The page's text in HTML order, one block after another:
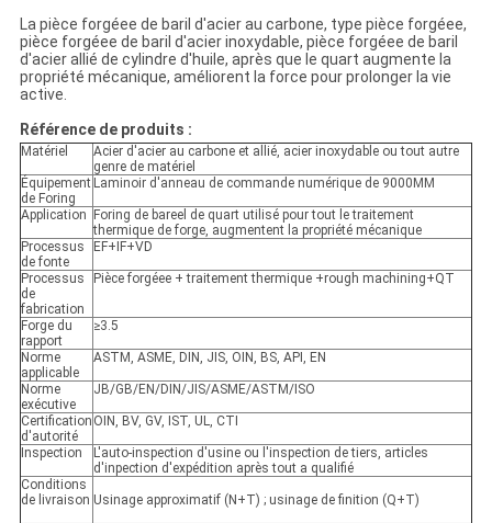
La pièce forgéee de baril d'acier au carbone, type pièce forgéee,
pièce forgéee de baril d'acier inoxydable, pièce forgéee de baril
d'acier allié de cylindre d'huile, après que le quart augmente la
propriété mécanique, améliorent la force pour prolonger la vie
active.
Référence de produits :
Matériel
Acier d'acier au carbone et allié, acier inoxydable ou tout autre
genre de matériel
Équipement
de Foring
Laminoir d'anneau de commande numérique de 9000MM
Application
Foring de bareel de quart utilisé pour tout le traitement
thermique de forge, augmentent la propriété mécanique
Processus
de fonte
EF+IF+VD
Processus
de
fabrication
Pièce forgéee + traitement thermique +rough machining+QT
Forge du
rapport
≥3.5
Norme
applicable
ASTM, ASME, DIN, JIS, OIN, BS, API, EN
Norme
exécutive
JB/GB/EN/DIN/JIS/ASME/ASTM/ISO
Certification
d'autorité
OIN, BV, GV, IST, UL, CTI
Inspection
L'auto-inspection d'usine ou l'inspection de tiers, articles
d'inpection d'expédition après tout a qualifié
Conditions
de livraison Usinage approximatif (N+T) ; usinage de finition (Q+T)